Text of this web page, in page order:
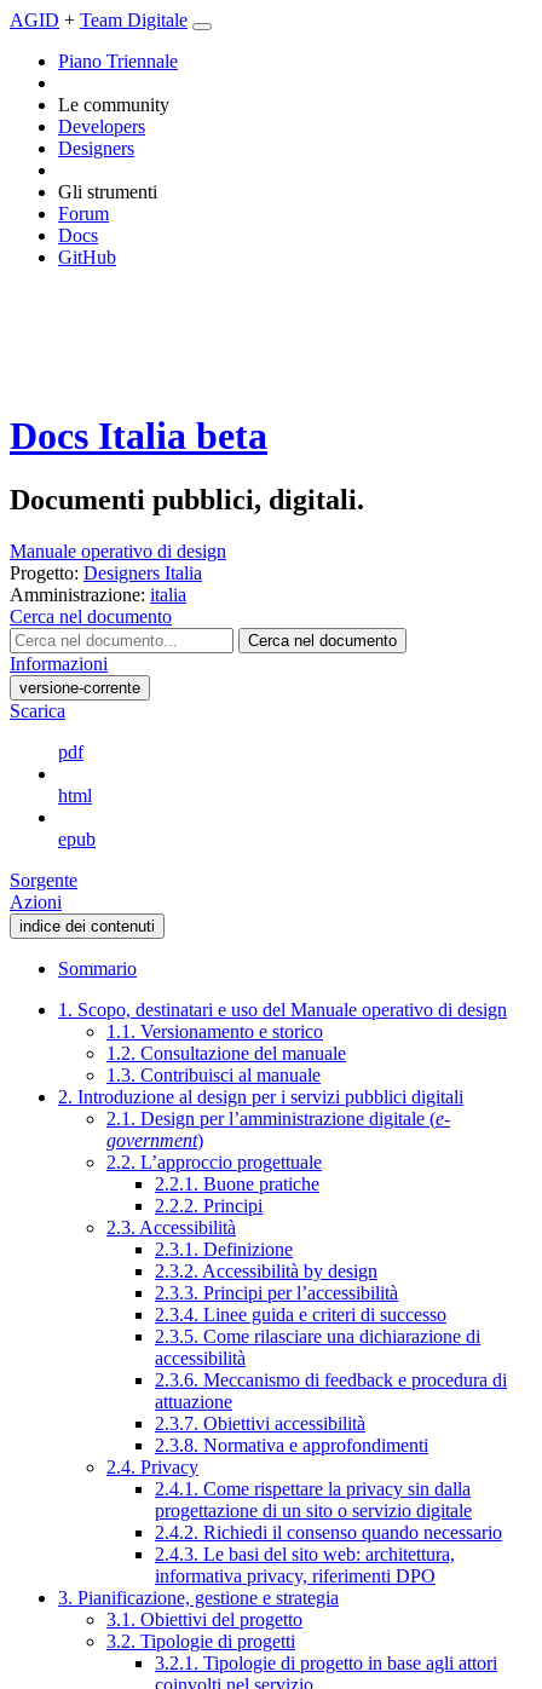
AGID + Team Digitale
Piano Triennale
Le community
Developers
Designers
Gli strumenti
Forum
Docs
GitHub
Docs Italia beta
Documenti pubblici, digitali.
Manuale operativo di design
Progetto: Designers Italia
Amministrazione: italia
Cerca nel documento
Cerca nel documento
Informazioni
versione-corrente
Scarica
pdf
html
epub
Sorgente
Azioni
indice dei contenuti
Sommario
1. Scopo, destinatari e uso del Manuale operativo di design
1.1. Versionamento e storico
1.2. Consultazione del manuale
1.3. Contribuisci al manuale
2. Introduzione al design per i servizi pubblici digitali
2.1. Design per l’amministrazione digitale (e-
government)
2.2. L’approccio progettuale
2.2.1. Buone pratiche
2.2.2. Principi
2.3. Accessibilità
2.3.1. Definizione
2.3.2. Accessibilità by design
2.3.3. Principi per l’accessibilità
2.3.4. Linee guida e criteri di successo
2.3.5. Come rilasciare una dichiarazione di
accessibilità
2.3.6. Meccanismo di feedback e procedura di
attuazione
2.3.7. Obiettivi accessibilità
2.3.8. Normativa e approfondimenti
2.4. Privacy
2.4.1. Come rispettare la privacy sin dalla
progettazione di un sito o servizio digitale
2.4.2. Richiedi il consenso quando necessario
2.4.3. Le basi del sito web: architettura,
informativa privacy, riferimenti DPO
3. Pianificazione, gestione e strategia
3.1. Obiettivi del progetto
3.2. Tipologie di progetti
3.2.1. Tipologie di progetto in base agli attori
coinvolti nel servizio